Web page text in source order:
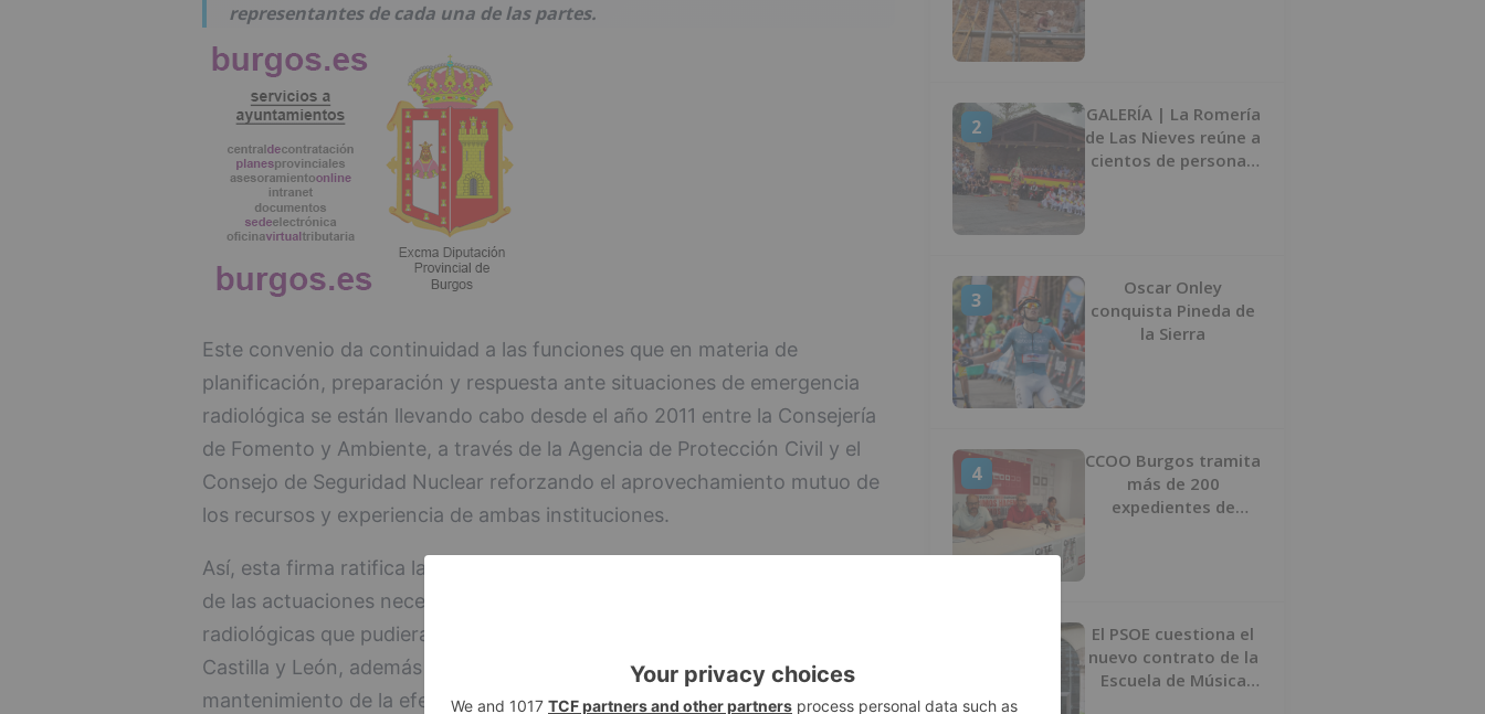
representantes de cada una de las partes.
Este convenio da continuidad a las funciones que en materia de
planificación, preparación y respuesta ante situaciones de emergencia
radiológica se están llevando cabo desde el año 2011 entre la Consejería
de Fomento y Ambiente, a través de la Agencia de Protección Civil y el
Consejo de Seguridad Nuclear reforzando el aprovechamiento mutuo de
los recursos y experiencia de ambas instituciones.
Así, esta firma ratifica la cooperación de ambas partes en la planificación
de las actuaciones necesarias para hacer frente a las emergencias
radiológicas que pudieran afectar a los habitantes y al territorio de
Castilla y León, además de la colaboración en materia de implantación y
mantenimiento de la efectividad de los planes de emergencia radiológica
2
GALERÍA | La Romería
de Las Nieves reúne a
cientos de personas
3
Oscar Onley
conquista Pineda de
la Sierra
4
CCOO Burgos tramita
más de 200
expedientes de
El PSOE cuestiona el
nuevo contrato de la
Escuela de Música